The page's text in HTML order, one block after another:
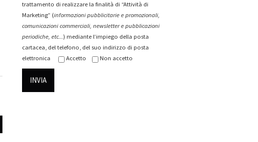
trattamento di realizzare la finalità di “Attività di
Marketing” (informazioni pubblicitarie e promozionali,
comunicazioni commerciali, newsletter e pubblicazioni
periodiche, etc...) mediante l’impiego della posta
cartacea, del telefono, del suo indirizzo di posta
elettronica
Accetto Non accetto